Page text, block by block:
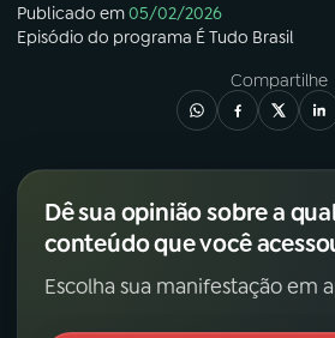
Publicado em05/02/2026
Episódio do programa É Tudo Brasil
Compartilhe
Dê sua opinião sobre a
conteúdo que você
Escolha sua manifestação em